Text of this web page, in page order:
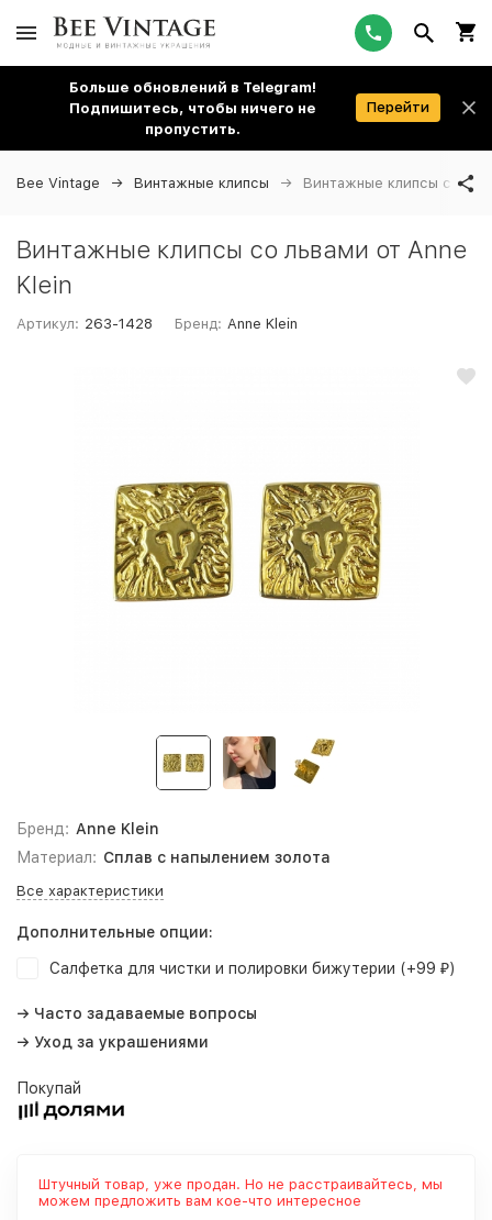
Больше обновлений в Telegram!
Подпишитесь, чтобы ничего не
пропустить.
Перейти
Bee Vintage Винтажные клипсы Винтажные клипсы со
Винтажные клипсы со львами от Anne
Klein
Артикул: 263-1428 Бренд: Anne Klein
Бренд: Anne Klein
Материал: Сплав с напылением золота
Все характеристики
Дополнительные опции:
Салфетка для чистки и полировки бижутерии (+99 ₽)
→ Часто задаваемые вопросы
→ Уход за украшениями
Покупай
Штучный товар, уже продан. Но не расстраивайтесь, мы
можем предложить вам кое-что интересное